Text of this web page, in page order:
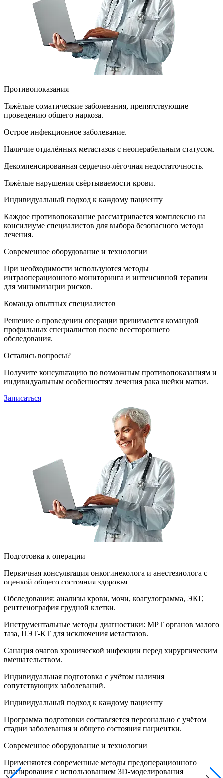
Противопоказания
Тяжёлые соматические заболевания, препятствующие
проведению общего наркоза.
Острое инфекционное заболевание.
Наличие отдалённых метастазов с неоперабельным статусом.
Декомпенсированная сердечно-лёгочная недостаточность.
Тяжёлые нарушения свёртываемости крови.
Индивидуальный подход к каждому пациенту
Каждое противопоказание рассматривается комплексно на
консилиуме специалистов для выбора безопасного метода
лечения.
Современное оборудование и технологии
При необходимости используются методы
интраоперационного мониторинга и интенсивной терапии
для минимизации рисков.
Команда опытных специалистов
Решение о проведении операции принимается командой
профильных специалистов после всестороннего
обследования.
Остались вопросы?
Получите консультацию по возможным противопоказаниям и
индивидуальным особенностям лечения рака шейки матки.
Записаться
Подготовка к операции
Первичная консультация онкогинеколога и анестезиолога с
оценкой общего состояния здоровья.
Обследования: анализы крови, мочи, коагулограмма, ЭКГ,
рентгенография грудной клетки.
Инструментальные методы диагностики: МРТ органов малого
таза, ПЭТ-КТ для исключения метастазов.
Санация очагов хронической инфекции перед хирургическим
вмешательством.
Индивидуальная подготовка с учётом наличия
сопутствующих заболеваний.
Индивидуальный подход к каждому пациенту
Программа подготовки составляется персонально с учётом
стадии заболевания и общего состояния пациентки.
Современное оборудование и технологии
Применяются современные методы предоперационного
планирования с использованием 3D-моделирования